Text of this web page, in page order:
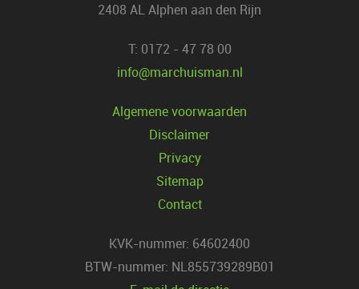
2408 AL Alphen aan den Rijn
T: 0172 - 47 78 00
info@marchuisman.nl
Algemene voorwaarden
Disclaimer
Privacy
Sitemap
Contact
KVK-nummer: 64602400
BTW-nummer: NL855739289B01